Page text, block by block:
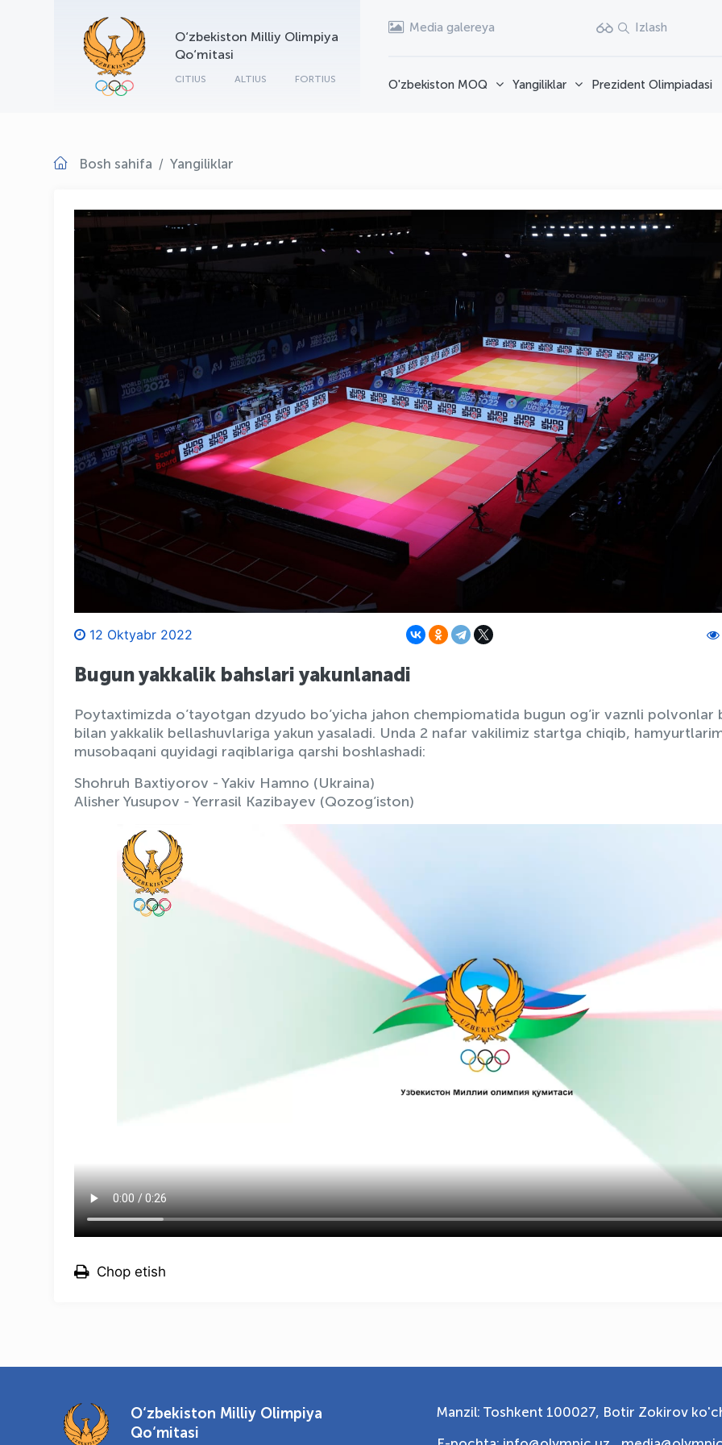
O‘zbekiston Milliy Olimpiya
Qo‘mitasi
CITIUS ALTIUS FORTIUS
Media galereya Izlash
O'zbekiston MOQ Yangiliklar Prezident Olimpiadasi
Bosh sahifa Yangiliklar
12 Oktyabr 2022
Bugun yakkalik bahslari yakunlanadi
Poytaxtimizda o’tayotgan dzyudo bo’yicha jahon chempiomatida bugun og’ir vaznli polvonlar
bilan yakkalik bellashuvlariga yakun yasaladi. Unda 2 nafar vakilimiz startga chiqib,
musobaqani quyidagi raqiblariga qarshi boshlashadi:
Shohruh Baxtiyorov - Yakiv Hamno (Ukraina)
Alisher Yusupov - Yerrasil Kazibayev (Qozog’iston)
Chop etish
O‘zbekiston Milliy Olimpiya
Qo‘mitasi
Manzil: Toshkent 100027, Botir Zokirov